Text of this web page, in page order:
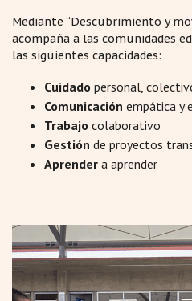
Mediante “Descubrimiento y
acompaña a las comunidades
las siguientes capacidades:
Cuidado personal,
Comunicación empática y
Trabajo colaborativo
Gestión de proyectos
Aprender a aprender